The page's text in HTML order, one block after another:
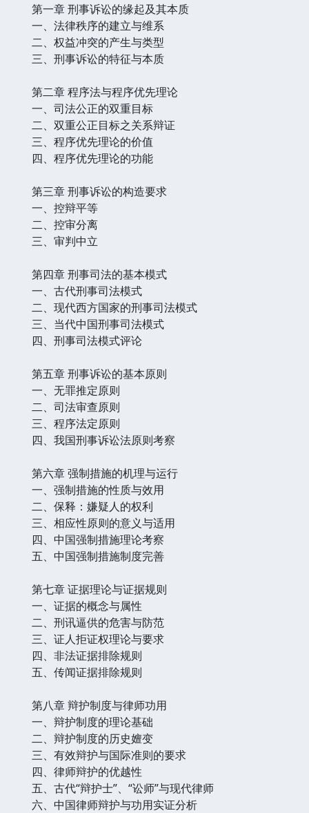
第一章 刑事诉讼的缘起及其本质
一、法律秩序的建立与维系
二、权益冲突的产生与类型
三、刑事诉讼的特征与本质
第二章 程序法与程序优先理论
一、司法公正的双重目标
二、双重公正目标之关系辩证
三、程序优先理论的价值
四、程序优先理论的功能
第三章 刑事诉讼的构造要求
一、控辩平等
二、控审分离
三、审判中立
第四章 刑事司法的基本模式
一、古代刑事司法模式
二、现代西方国家的刑事司法模式
三、当代中国刑事司法模式
四、刑事司法模式评论
第五章 刑事诉讼的基本原则
一、无罪推定原则
二、司法审查原则
三、程序法定原则
四、我国刑事诉讼法原则考察
第六章 强制措施的机理与运行
一、强制措施的性质与效用
二、保释：嫌疑人的权利
三、相应性原则的意义与适用
四、中国强制措施理论考察
五、中国强制措施制度完善
第七章 证据理论与证据规则
一、证据的概念与属性
二、刑讯逼供的危害与防范
三、证人拒证权理论与要求
四、非法证据排除规则
五、传闻证据排除规则
第八章 辩护制度与律师功用
一、辩护制度的理论基础
二、辩护制度的历史嬗变
三、有效辩护与国际准则的要求
四、律师辩护的优越性
五、古代“辩护士”、“讼师”与现代律师
六、中国律师辩护与功用实证分析